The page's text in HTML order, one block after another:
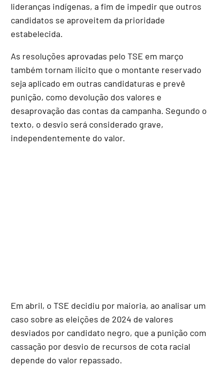
lideranças indígenas, a fim de impedir que outros
candidatos se aproveitem da prioridade
estabelecida.
As resoluções aprovadas pelo TSE em março
também tornam ilícito que o montante reservado
seja aplicado em outras candidaturas e prevê
punição, como devolução dos valores e
desaprovação das contas da campanha. Segundo o
texto, o desvio será considerado grave,
independentemente do valor.
Em abril, o TSE decidiu por maioria, ao analisar um
caso sobre as eleições de 2024 de valores
desviados por candidato negro, que a punição com
cassação por desvio de recursos de cota racial
depende do valor repassado.